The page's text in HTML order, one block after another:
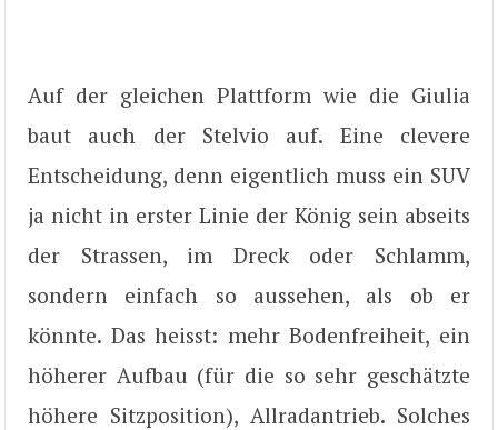
Auf der gleichen Plattform wie die Giulia
baut auch der Stelvio auf. Eine clevere
Entscheidung, denn eigentlich muss ein SUV
ja nicht in erster Linie der König sein abseits
der Strassen, im Dreck oder Schlamm,
sondern einfach so aussehen, als ob er
könnte. Das heisst: mehr Bodenfreiheit, ein
höherer Aufbau (für die so sehr geschätzte
höhere Sitzposition), Allradantrieb. Solches